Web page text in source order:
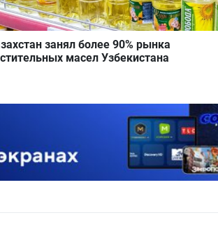
занял более 90% рынка
масел Узбекистана